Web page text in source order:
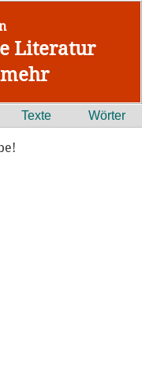
Literatur
Texte Wörter